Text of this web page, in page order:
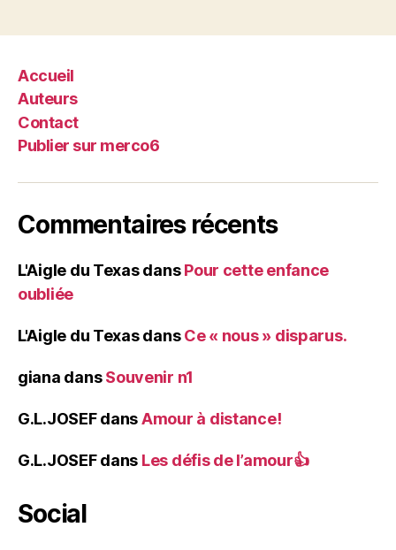
Accueil
Auteurs
Contact
Publier sur merco6
Commentaires récents
L'Aigle du TexasdansPour cette enfance
oubliée
L'Aigle du TexasdansCe « nous » disparus.
giana dansSouvenir n1
G.L.JOSEFdansAmour à distance!
G.L.JOSEFdans Les défis de l’amour👍
Social